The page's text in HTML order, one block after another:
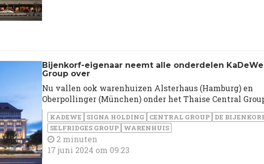
Bijenkorf-eigenaar neemt alle onderdelen KaDeWe
Group over
Nu vallen ook warenhuizen Alsterhaus (Hamburg) en
Oberpollinger (München) onder het Thaise Central
KADEWE SIGNA HOLDING CENTRAL GROUP
DE
SELFRIDGES GROUP
WARENHUIS
2 minuten
17 juni 2024 om 09:23